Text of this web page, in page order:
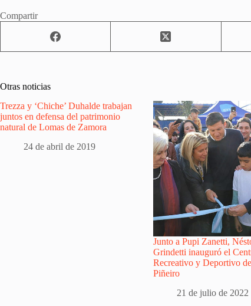
Compartir
Otras noticias
Trezza y ‘Chiche’ Duhalde trabajan
juntos en defensa del patrimonio
natural de Lomas de Zamora
24 de abril de 2019
Junto a Pupi Zanetti,
Grindetti inauguró el
Recreativo y Deportivo
Piñeiro
21 de julio de 2022